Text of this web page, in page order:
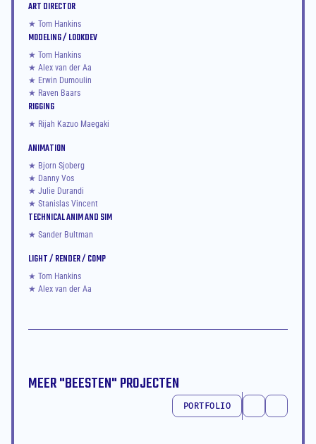
ART DIRECTOR
★ Tom Hankins
MODELING / LOOKDEV
★ Tom Hankins
★ Alex van der Aa
★ Erwin Dumoulin
★ Raven Baars
RIGGING
★ Rijah Kazuo Maegaki
ANIMATION
★ Bjorn Sjoberg
★ Danny Vos
★ Julie Durandi
★ Stanislas Vincent
TECHNICAL ANIM AND SIM
★ Sander Bultman
LIGHT / RENDER / COMP
★ Tom Hankins
★ Alex van der Aa
MEER "BEESTEN" PROJECTEN
PORTFOLIO
PORTFOLIO